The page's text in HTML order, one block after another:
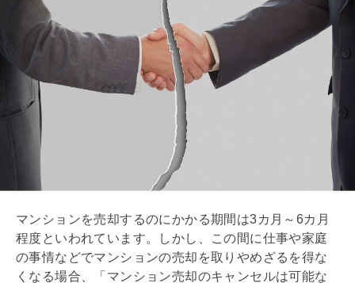
マンションを売却するのにかかる期間は3カ月～6カ月
程度といわれています。しかし、この間に仕事や家庭
の事情などでマンションの売却を取りやめざるを得な
くなる場合、「マンション売却のキャンセルは可能な